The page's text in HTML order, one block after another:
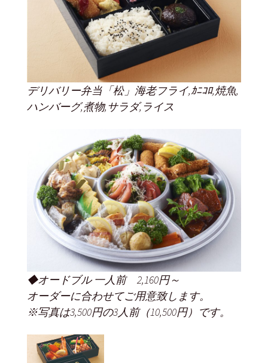
デリバリー弁当「松」海老フライ,ｶﾆｺﾛ,焼魚,
ハンバーグ,煮物,サラダ,ライス
◆オードブル 一人前 2,160円～
オーダーに合わせてご用意致します。
※写真は3,500円の3人前（10,500円）です。